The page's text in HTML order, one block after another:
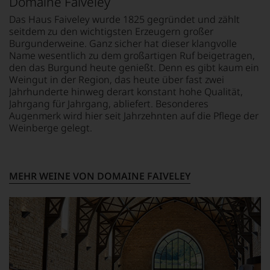
um
zu
unterstreichen,
auf
welch
hohem
Niveau
sich
unsere
Weinselektion
bewegt.
Das
nicht
Wir
haben
festgestellt,
dass
manch
eine
Innovationsgeist
Weinjournalismus
und
Weinbewertung
revolutioniert.
Der
studierte
Rechtsanwalt
verstand
sich
Verbrauchers
schuf
1978
den
Newsletter
»The
Wine
18 °C
Das Haus Faiveley wurde 1825 gegründet und zählt
seitdem zu den wichtigsten Erzeugern großer
Burgunderweine. Ganz sicher hat dieser klangvolle
Name wesentlich zu dem großartigen Ruf beigetragen,
den das Burgund heute genießt. Denn es gibt kaum ein
Weingut in der Region, das heute über fast zwei
Jahrhunderte hinweg derart konstant hohe Qualität,
Jahrgang für Jahrgang, abliefert. Besonderes
Augenmerk wird hier seit Jahrzehnten auf die Pflege der
Weinberge gelegt.
MEHR WEINE VON DOMAINE FAIVELEY